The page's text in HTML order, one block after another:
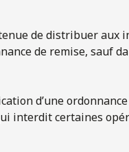
de distribuer aux
de remise, sauf
d’une
interdit certaines